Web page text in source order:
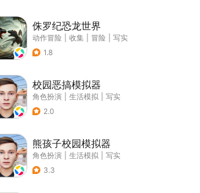
侏罗纪恐龙世界
动作冒险 收集 冒险
写实
1.8
校园恶搞模拟器
角色扮演 生活模拟
写实
2.0
熊孩子校园模拟器
角色扮演 生活模拟
写实
3.3